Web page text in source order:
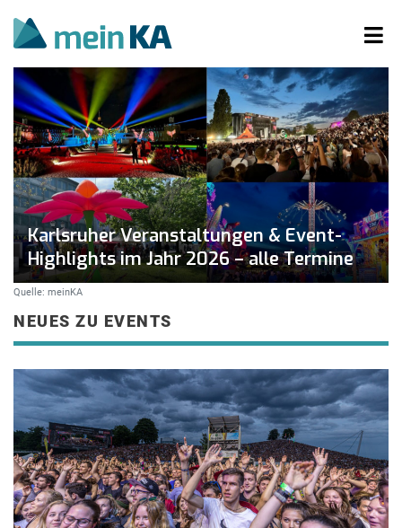
Karlsruher Veranstaltungen & Event-
Highlights im Jahr 2026 – alle Termine
Quelle: meinKA
NEUES ZU EVENTS